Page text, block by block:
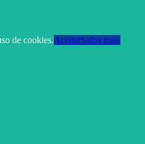
de cookies.AceitarSaiba mais